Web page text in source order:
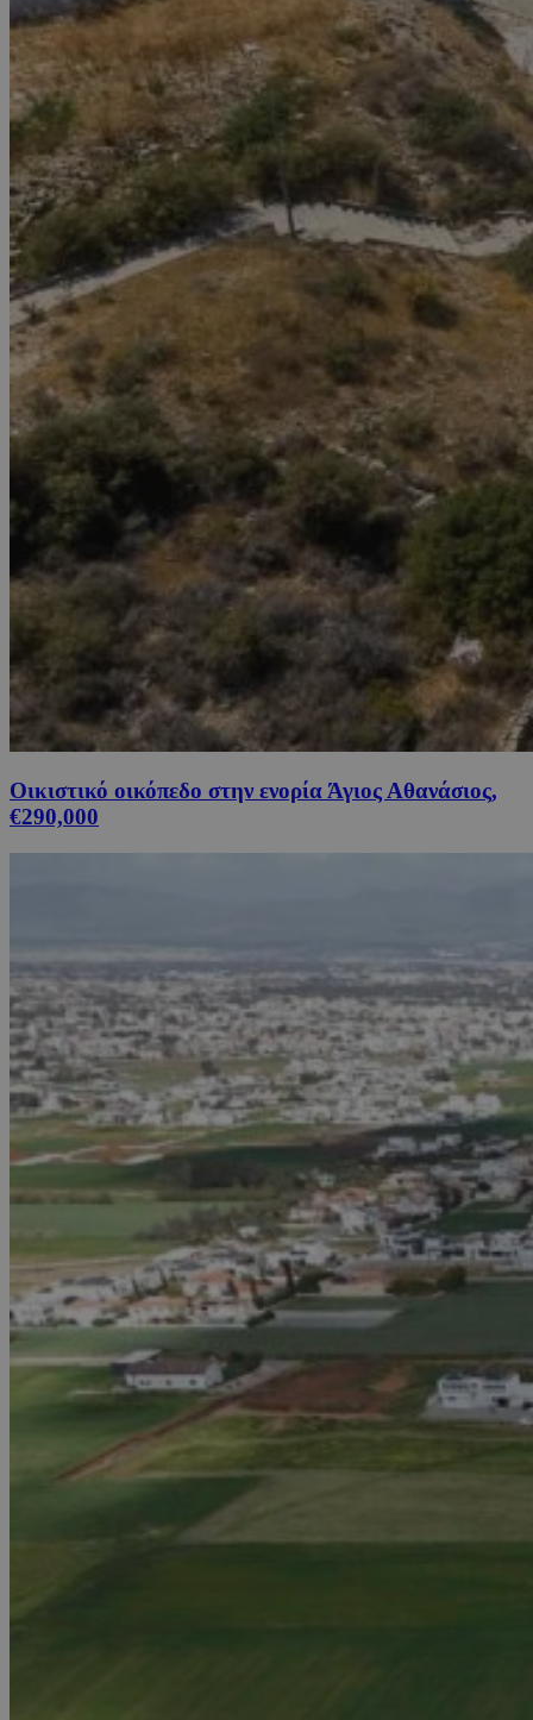
Οικιστικό οικόπεδο στην ενορία Άγιος Αθανάσιος,
€290,000